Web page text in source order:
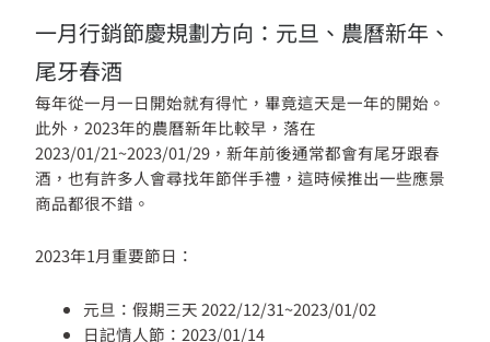
一月行銷節慶規劃方向：元旦、農曆新年、
尾牙春酒
每年從一月一日開始就有得忙，畢竟這天是一年的開始。
此外，2023年的農曆新年比較早，落在
2023/01/21~2023/01/29，新年前後通常都會有尾牙跟春
酒，也有許多人會尋找年節伴手禮，這時候推出一些應景
商品都很不錯。
2023年1月重要節日：
元旦：假期三天 2022/12/31~2023/01/02
日記情人節：2023/01/14